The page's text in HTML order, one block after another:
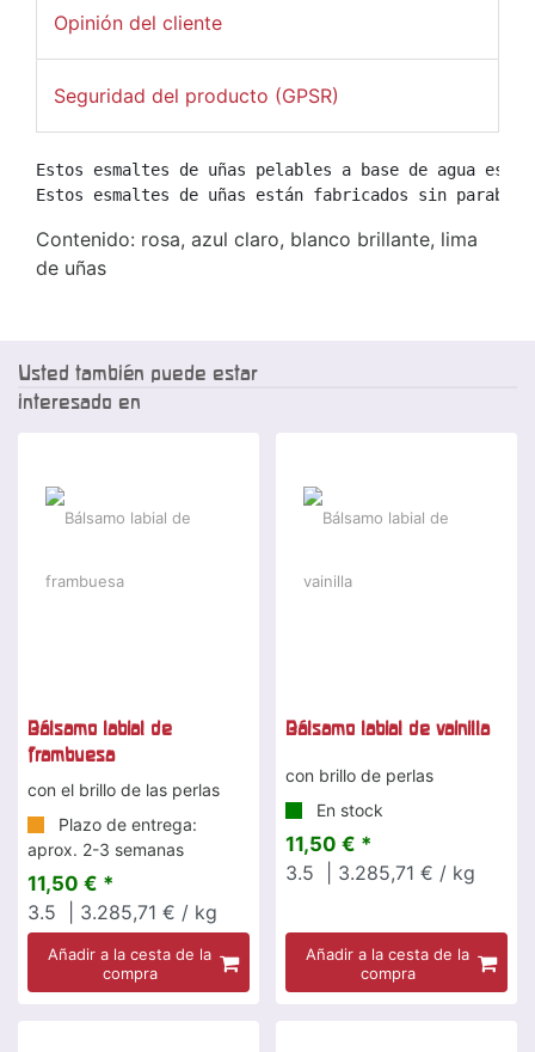
Opinión del cliente
Seguridad del producto (GPSR)
Estos esmaltes de uñas pelables a base de agua
Contenido: rosa, azul claro, blanco brillante, lima
de uñas
Usted también puede estar
interesado en
Bálsamo labial de
frambuesa
con el brillo de las perlas
Plazo de entrega:
aprox. 2-3 semanas
11,50 € *
3.5
| 3.285,71 € / kg
Añadir a la cesta de la
compra
Bálsamo labial de vainilla
con brillo de perlas
En stock
11,50 € *
3.5
| 3.285,71 € / kg
Añadir a la cesta de la
compra